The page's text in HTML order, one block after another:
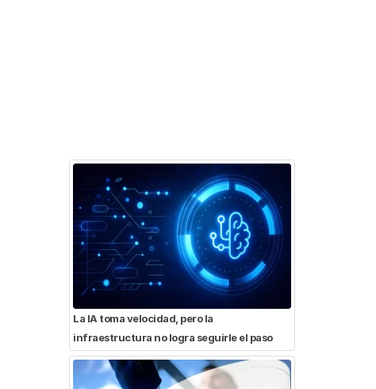
La IA toma velocidad, pero la
infraestructura no logra seguirle el paso